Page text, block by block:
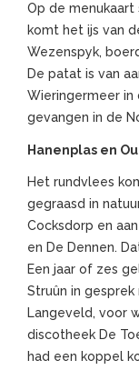
Op de
komt het ijs van
Wezenspyk,
De patat is van
Wieringermeer in
gevangen in de
Hanenplas en
Het rundvlees
gegraasd in
Cocksdorp en
en De Dennen.
Een jaar of zes
Struûn in
Langeveld, voor
discotheek De
had een koppel